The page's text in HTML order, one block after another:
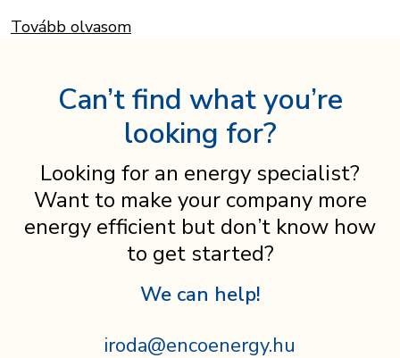
Tovább olvasom
Can’t find what you’re
looking for?
Looking for an energy specialist?
Want to make your company more
energy efficient but don’t know how
to get started?
We can help!
iroda@encoenergy.hu